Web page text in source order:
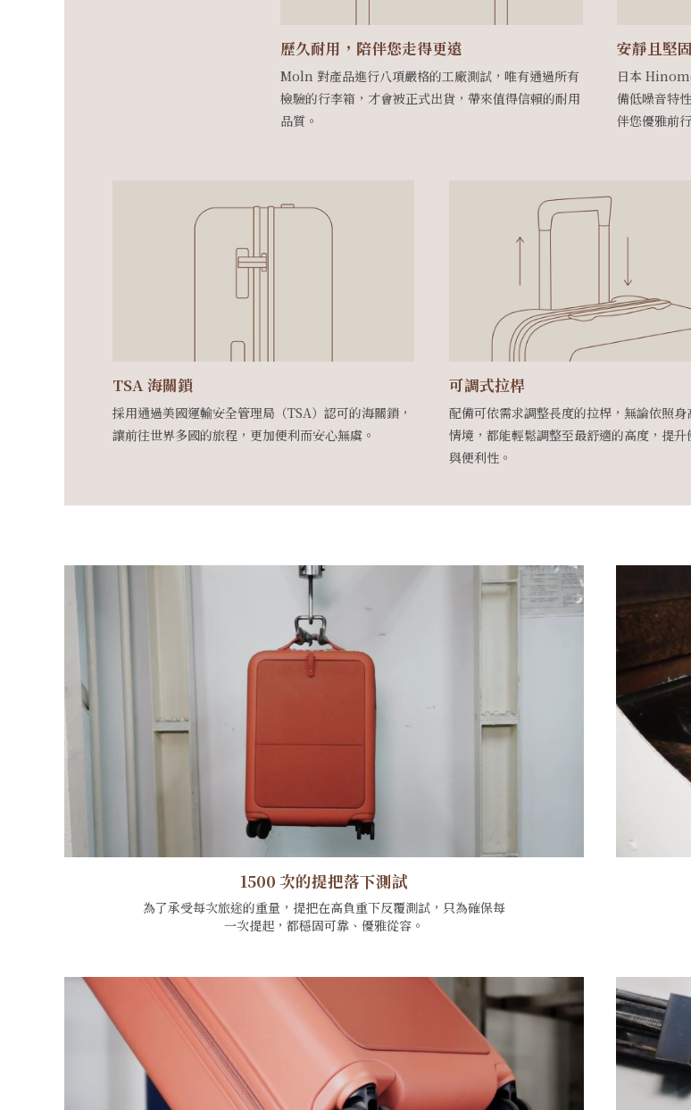
歷久耐用，陪伴您走得更遠
Moln 對產品進行八項嚴格的工廠測試，唯有通過所有
檢驗的行李箱，才會被正式出貨，帶來值得信賴的耐用
品質。
安靜且堅
日本
備低噪音特
伴您優雅前
TSA 海關鎖
採用通過美國運輸安全管理局（TSA）認可的海關鎖，
讓前往世界多國的旅程，更加便利而安心無虞。
可調式拉桿
配備可依需求調整長度的拉桿，無論依照身
情境，都能輕鬆調整至最舒適的高度，提升
與便利性。
1500 次的提把落下測試
為了承受每次旅途的重量，提把在高負重下反覆測試，只為確保每
一次提起，都穩固可靠、優雅從容。